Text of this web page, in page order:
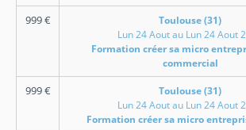
999€
Toulouse (31)
Lun 24 Aout au Lun 24 Aout
Formation créer sa micro
commercial
999€
Toulouse (31)
Lun 24 Aout au Lun 24 Aout
Formation créer sa micro